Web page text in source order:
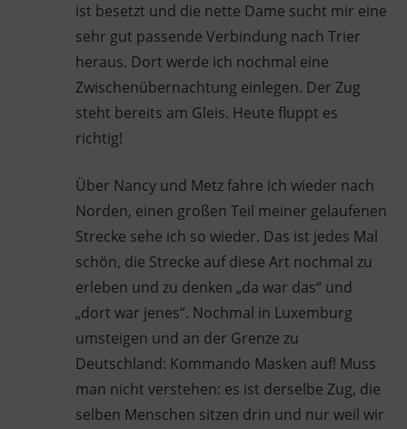
ist besetzt und die nette Dame sucht mir eine
sehr gut passende Verbindung nach Trier
heraus. Dort werde ich nochmal eine
Zwischenübernachtung einlegen. Der Zug
steht bereits am Gleis. Heute fluppt es
richtig!
Über Nancy und Metz fahre ich wieder nach
Norden, einen großen Teil meiner gelaufenen
Strecke sehe ich so wieder. Das ist jedes Mal
schön, die Strecke auf diese Art nochmal zu
erleben und zu denken „da war das“ und
„dort war jenes“. Nochmal in Luxemburg
umsteigen und an der Grenze zu
Deutschland: Kommando Masken auf! Muss
man nicht verstehen: es ist derselbe Zug, die
selben Menschen sitzen drin und nur weil wir